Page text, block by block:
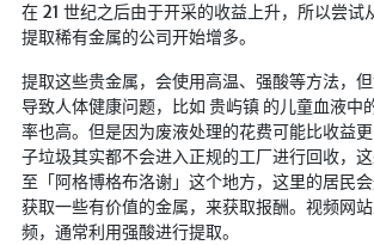
在 21 世纪之后由于开采的收益上升，所以尝试
提取稀有金属的公司开始增多。
提取这些贵金属，会使用高温、强酸等方法，
导致人体健康问题，比如 贵屿镇 的儿童血液中
率也高。但是因为废液处理的花费可能比收益
子垃圾其实都不会进入正规的工厂进行回收，
至「阿格博格布洛谢」这个地方，这里的居民
获取一些有价值的金属，来获取报酬。视频网
频，通常利用强酸进行提取。